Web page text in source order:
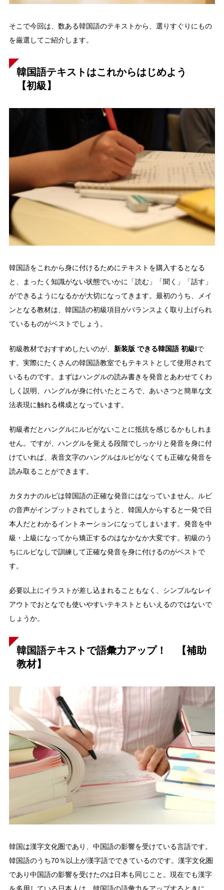
そこで今回は、数ある韓国語のテキストから、選りすぐりにもの
を厳選してご紹介します。
韓国語テキストはこれからはじめよう
【初級】
韓国語をこれから身に付けるためにテキストを購入するとなる
と、まったく知識がない状態でいかに「読む」「聞く」「話す」
ができるようになるかが大切になってきます。最初のうち、メイ
ンとなる教材は、韓国語の初級項目がバランスよく取り上げられ
ているものがベストでしょう。
初級教材でおすすめしたいのが、 新装版 できる韓国語 初級I で
す。実際にたくさんの韓国語教室でもテキストとして使用されて
いるものです。まずはハングルの読み書きを発音とあわせてくわ
しく説明、ハングルが身に付いたところで、あいさつと簡単な文
法表現に触れる構成となっています。
初級者だとハングルにルビがないことに抵抗を感じるかもしれま
せん。ですが、ハングルを覚える段階でしっかりと発音を身に付
けていれば、表音文字のハングルはルビがなくても正確な発音を
読み取ることができます。
カタカナのルビは韓国語の正確な発音にはなっていません。ルビ
の音声がインプットされてしまうと、韓国人からすると一発で日
本人だとわかるイントネーションになってしまいます。発音を中
級・上級になってから矯正するのはなかなか大変です。初級のう
ちにルビなしで訓練して正確な発音を身に付けるのがベストで
す。
必要以上にイラストが差し込まれることもなく、シンプルなレイ
アウトでおとなでも使いやすいテキストともいえるのではないで
しょうか。
韓国語テキストで語彙力アップ！ 【補助
教材】
韓国は漢字文化圏であり、中国語の影響を受けている言語です。
韓国語のうち70％以上が漢字語でできているのです。漢字文化圏
であり中国語の影響を受けたのは日本も同じこと。現在でも漢字